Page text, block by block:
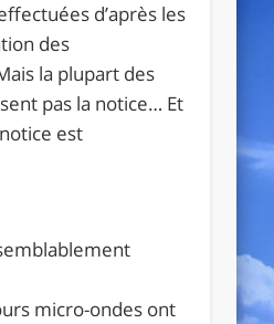
d’après les
des
la plupart des
pas la notice… Et
est
micro-ondes ont